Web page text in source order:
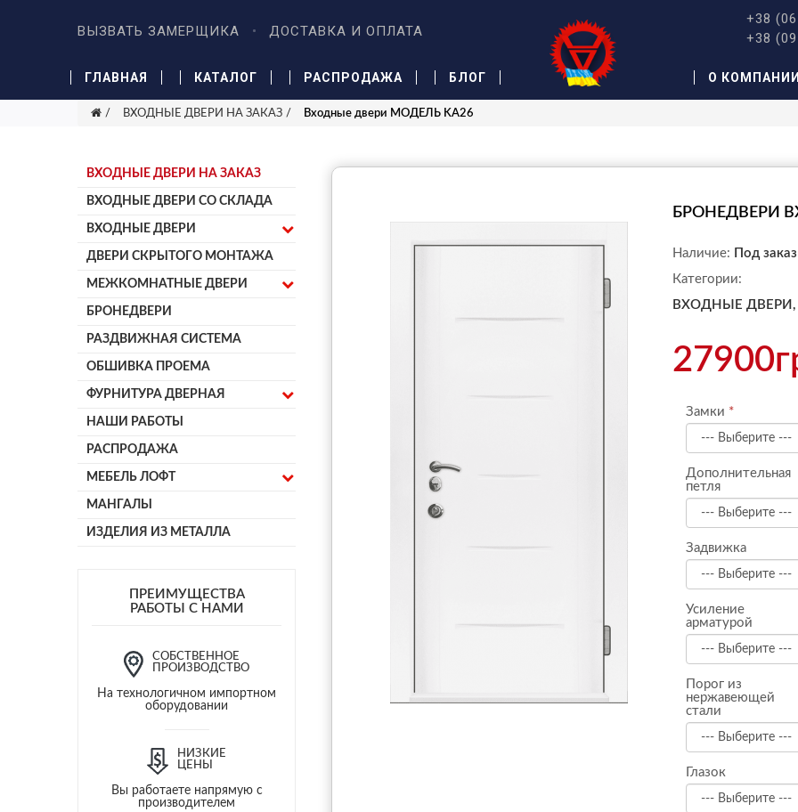
ВЫЗВАТЬ ЗАМЕРЩИКА ДОСТАВКА И ОПЛАТА
+38
+38
ГЛАВНАЯ КАТАЛОГ РАСПРОДАЖА БЛОГ О
ВХОДНЫЕ ДВЕРИ НА ЗАКАЗ Входные двери МОДЕЛЬ KA26
ВХОДНЫЕ ДВЕРИ НА ЗАКАЗ
ВХОДНЫЕ ДВЕРИ СО СКЛАДА
ВХОДНЫЕ ДВЕРИ
ДВЕРИ СКРЫТОГО МОНТАЖА
МЕЖКОМНАТНЫЕ ДВЕРИ
БРОНЕДВЕРИ
РАЗДВИЖНАЯ СИСТЕМА
ОБШИВКА ПРОЕМА
ФУРНИТУРА ДВЕРНАЯ
НАШИ РАБОТЫ
РАСПРОДАЖА
МЕБЕЛЬ ЛОФТ
МАНГАЛЫ
ИЗДЕЛИЯ ИЗ МЕТАЛЛА
ПРЕИМУЩЕСТВА
РАБОТЫ С НАМИ
СОБСТВЕННОЕ
ПРОИЗВОДСТВО
На технологичном импортном
оборудовании
НИЗКИЕ
ЦЕНЫ
Вы работаете напрямую с
производителем
БРОНЕДВЕРИ
Наличие: Под заказ
Категории:
ВХОДНЫЕ ДВЕРИ,
Замки
Дополнительная
петля
Задвижка
Усиление
арматурой
Порог из
нержавеющей
стали
Глазок